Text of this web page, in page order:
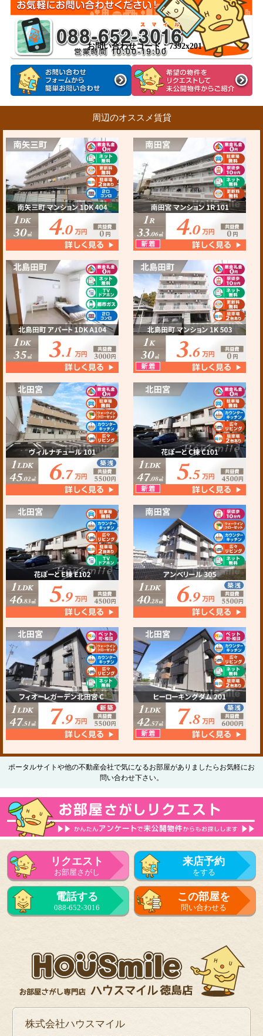
お問い合わせコード：7392x201
周辺のオススメ賃貸
ポータルサイトや他の不動産会社で気になるお部屋がありましたらお気軽にお
問い合わせ下さい。
リクエスト
お部屋さがし
来店予約
をする
電話する
088-652-3016
この部屋を
問い合わせる
株式会社ハウスマイル